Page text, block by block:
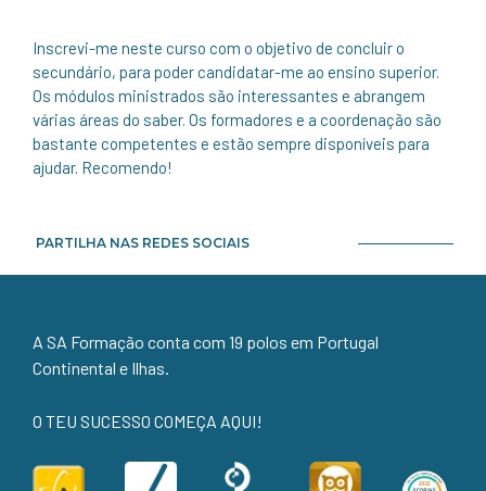
Inscrevi-me neste curso com o objetivo de concluir o
secundário, para poder candidatar-me ao ensino superior.
Os módulos ministrados são interessantes e abrangem
várias áreas do saber. Os formadores e a coordenação são
bastante competentes e estão sempre disponíveis para
ajudar. Recomendo!
PARTILHA NAS REDES SOCIAIS
A SA Formação conta com 19 polos em Portugal
Continental e Ilhas.
O TEU SUCESSO COMEÇA AQUI!